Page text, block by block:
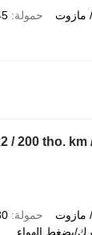
مازوت حمولة
/ 200 tho.
مازوت حمولة
بضغط الهواء